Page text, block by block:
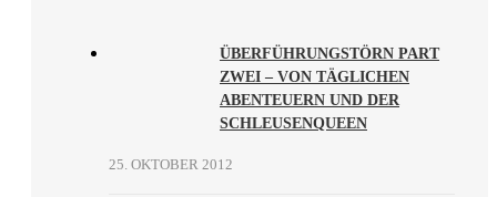
ÜBERFÜHRUNGSTÖRN PART
ZWEI – VON TÄGLICHEN
ABENTEUERN UND DER
SCHLEUSENQUEEN
25. OKTOBER 2012